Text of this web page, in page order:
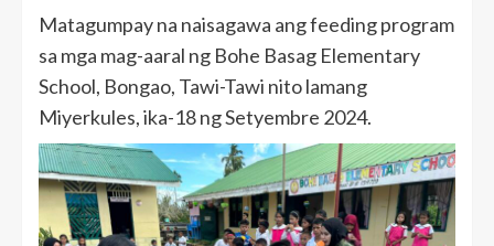
Matagumpay na naisagawa ang feeding program
sa mga mag-aaral ng Bohe Basag Elementary
School, Bongao, Tawi-Tawi nito lamang
Miyerkules, ika-18 ng Setyembre 2024.